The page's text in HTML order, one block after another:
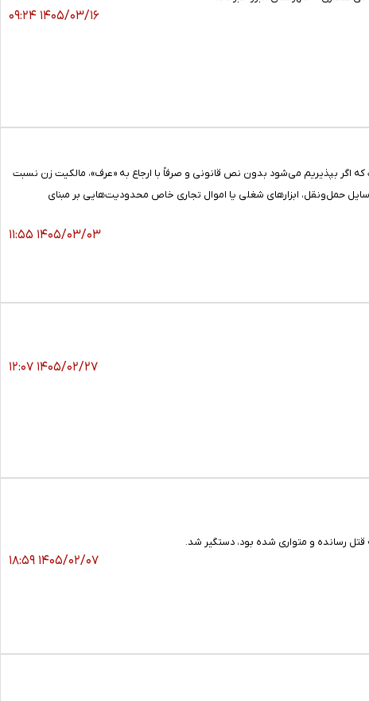
۱۴۰۵/۰۳/۱۶ ۰۹:۲۴
اگر بپذیریم می‌شود بدون نص قانونی و صرفاً با ارجاع به «عرف»، مالکیت زن نسبت
حمل‌ونقل، ابزارهای شغلی یا اموال تجاری خاص محدودیت‌هایی بر مبنای
۱۴۰۵/۰۳/۰۳ ۱۱:۵۵
۱۴۰۵/۰۲/۲۷ ۱۲:۰۷
رسانده و متواری شده بود، دستگیر شد.
۱۴۰۵/۰۲/۰۷ ۱۸:۵۹